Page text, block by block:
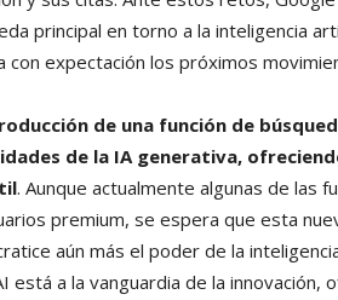
principal en torno a la inteligencia
con expectación los próximos
de una función de
de la IA generativa,
. Aunque actualmente algunas de las
premium, se espera que esta
aún más el poder de la
está a la vanguardia de la